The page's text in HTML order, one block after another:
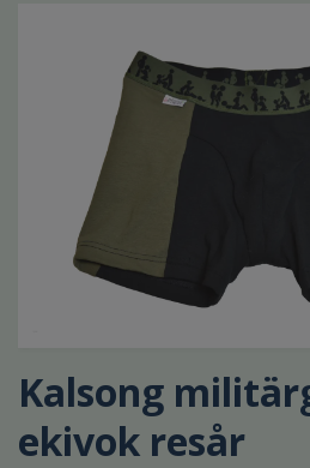
Kalsong
ekivok resår